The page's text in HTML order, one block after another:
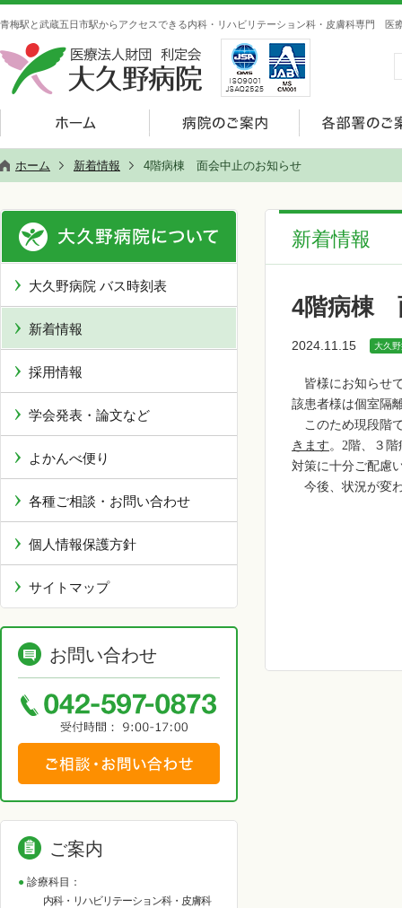
青梅駅と武蔵五日市駅からアクセスできる内科・リハビリテーション科・皮膚科専門 医
ホーム 新着情報 4階病棟 面会中止のお知らせ
新着情報
4階病棟
2024.11.15 大久
皆様にお知らせ
該患者様は個室隔
このため現段階
きます。 2階、３
対策に十分ご配慮
今後、状況が変
大久野病院 バス時刻表
新着情報
採用情報
学会発表・論文など
よかんべ便り
各種ご相談・お問い合わせ
個人情報保護方針
サイトマップ
お問い合わせ
ご案内
診療科目：
内科・リハビリテーション科・皮膚科